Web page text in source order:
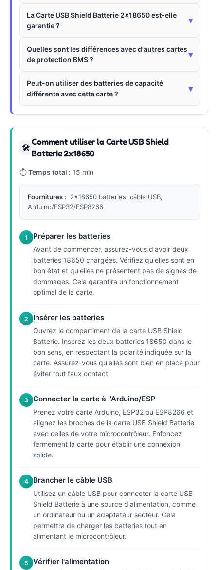
La Carte USB Shield Batterie 2x18650 est-elle
garantie ?
▾
Quelles sont les différences avec d'autres cartes
de protection BMS ?
▾
Peut-on utiliser des batteries de capacité
différente avec cette carte ?
▾
🛠
Comment utiliser la Carte USB Shield
Batterie 2x18650
⏱Temps total : 15 min
Fournitures :
2x18650 batteries, câble USB,
Arduino/ESP32/ESP8266
1 Préparer les batteries
Avant de commencer, assurez-vous d'avoir deux
batteries 18650 chargées. Vérifiez qu'elles sont en
bon état et qu'elles ne présentent pas de signes de
dommages. Cela garantira un fonctionnement
optimal de la carte.
2 Insérer les batteries
Ouvrez le compartiment de la carte USB Shield
Batterie. Insérez les deux batteries 18650 dans le
bon sens, en respectant la polarité indiquée sur la
carte. Assurez-vous qu'elles sont bien en place pour
éviter tout faux contact.
3 Connecter la carte à l'Arduino/ESP
Prenez votre carte Arduino, ESP32 ou ESP8266 et
alignez les broches de la carte USB Shield Batterie
avec celles de votre microcontrôleur. Enfoncez
fermement la carte pour établir une connexion
solide.
4 Brancher le câble USB
Utilisez un câble USB pour connecter la carte USB
Shield Batterie à une source d'alimentation, comme
un ordinateur ou un adaptateur secteur. Cela
permettra de charger les batteries tout en
alimentant le microcontrôleur.
5 Vérifier l'alimentation